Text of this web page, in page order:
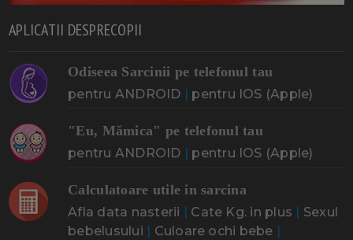
APLICATII DESPRECOPII
Odiseea Sarcinii pe telefonul tau
pentru ANDROID | pentru IOS (Apple)
"Eu, Mămica" pe telefonul tau
pentru ANDROID | pentru IOS (Apple)
Calculatoare utile in sarcina
Afla data nasterii | Cate Kg. in plus | Sexul
bebelusului | Culoare ochi bebe |